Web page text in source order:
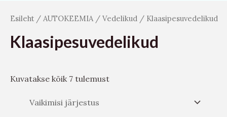
Esileht / AUTOKEEMIA/ Vedelikud / Klaasipesuvedelikud
Klaasipesuvedelikud
Kuvatakse kõik 7 tulemust